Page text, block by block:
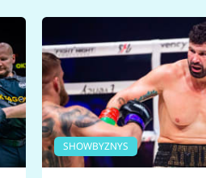
SHOWBYZNYS